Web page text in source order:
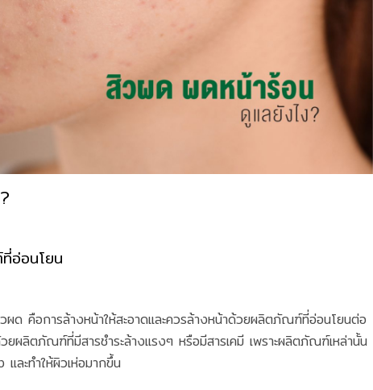
อ่อนโยน
ด คือการล้างหน้าให้สะอาดและควรล้างหน้าด้วยผลิตภัณฑ์ที่อ่อนโยนต่อ
ผลิตภัณฑ์ที่มีสารชำระล้างแรงๆ หรือมีสารเคมี เพราะผลิตภัณฑ์เหล่านั้น
และทำให้ผิวเห่อมากขึ้น